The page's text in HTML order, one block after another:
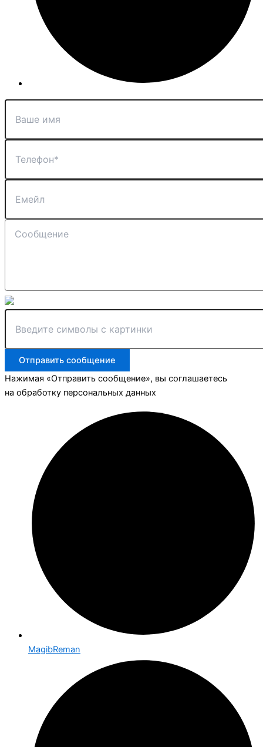
Отправить сообщение
Нажимая «Отправить сообщение», вы соглашаетесь
на обработку персональных данных
MagibReman